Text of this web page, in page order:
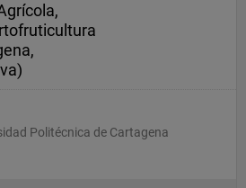
Politécnica de Cartagena